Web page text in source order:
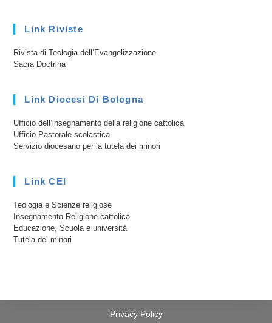
Link Riviste
Rivista di Teologia dell’Evangelizzazione
Sacra Doctrina
Link Diocesi Di Bologna
Ufficio dell’insegnamento della religione cattolica
Ufficio Pastorale scolastica
Servizio diocesano per la tutela dei minori
Link CEI
Teologia e Scienze religiose
Insegnamento Religione cattolica
Educazione, Scuola e università
Tutela dei minori
Privacy Policy